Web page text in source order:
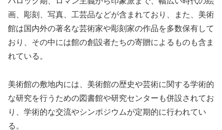
画、彫刻、写真、工芸品などが含まれており、また、美術
館は国内外の著名な芸術家や彫刻家の作品を多数保有して
おり、その中には館の創設者たちの寄贈によるものも含ま
れている。
美術館の敷地内には、美術館の歴史や芸術に関する学術的
な研究を行うための図書館や研究センターも併設されてお
り、学術的な交流やシンポジウムが定期的に行われてい
る。